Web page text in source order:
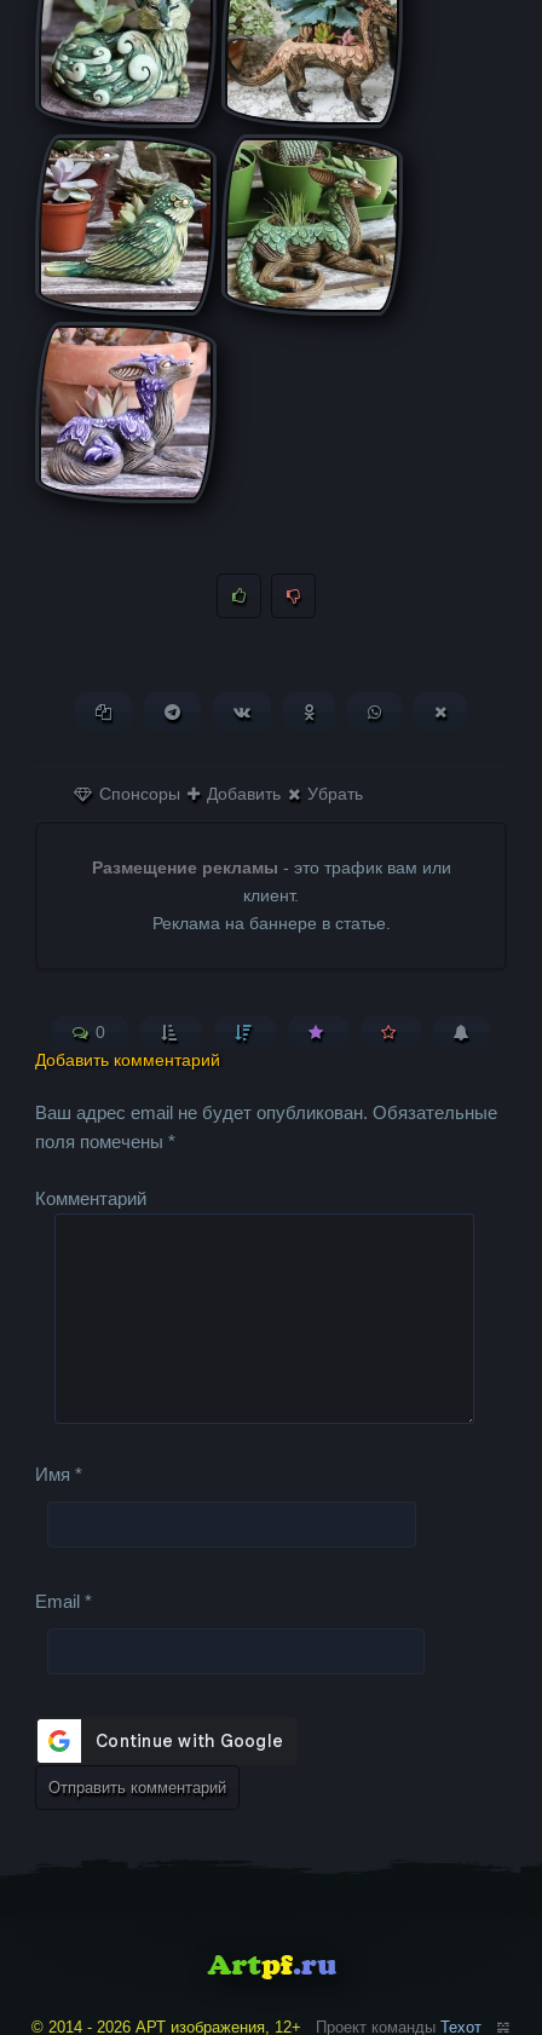
Копировать ссылкуПоделиться в Telegram
Поделиться ВКонтактеПоделиться в
Поделиться в
Спонсоры Добавить Убрать
Размещение рекламы - это трафик вам или
клиент.
Реклама на баннере в статье.
0
Добавить комментарий
Ваш адрес email не будет опубликован. Обязательные
поля помечены*
Комментарий
Имя*
Email*
© 2014 - 2026 АРТ изображения, 12+ Проект команды Техот 𝌴